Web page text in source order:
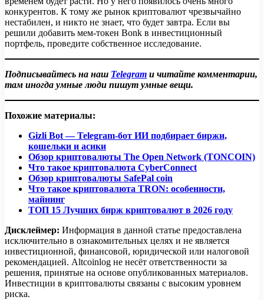
конкурентов. К тому же рынок криптовалют чрезвычайно
нестабилен, и никто не знает, что будет завтра. Если вы
решили добавить мем-токен Bonk в инвестиционный
портфель, проведите собственное исследование.
Подписывайтесь на наш Telegram и читайте комментарии,
там иногда умные люди пишут умные вещи.
Похожие материалы:
Gizli Bot — Telegram-бот ИИ подбирает биржи,
кошельки и асики
Обзор криптовалюты The Open Network (TONCOIN)
Что такое криптовалюта CyberConnect
Обзор криптовалюты SafePal сoin
Что такое криптовалюта TRON: особенности,
майнинг
ТОП 15 Лучших бирж криптовалют в 2026 году
Дисклеймер: Информация в данной статье предоставлена
исключительно в ознакомительных целях и не является
инвестиционной, финансовой, юридической или налоговой
рекомендацией. Altcoinlog не несёт ответственности за
решения, принятые на основе опубликованных материалов.
Инвестиции в криптовалюты связаны с высоким уровнем
риска.